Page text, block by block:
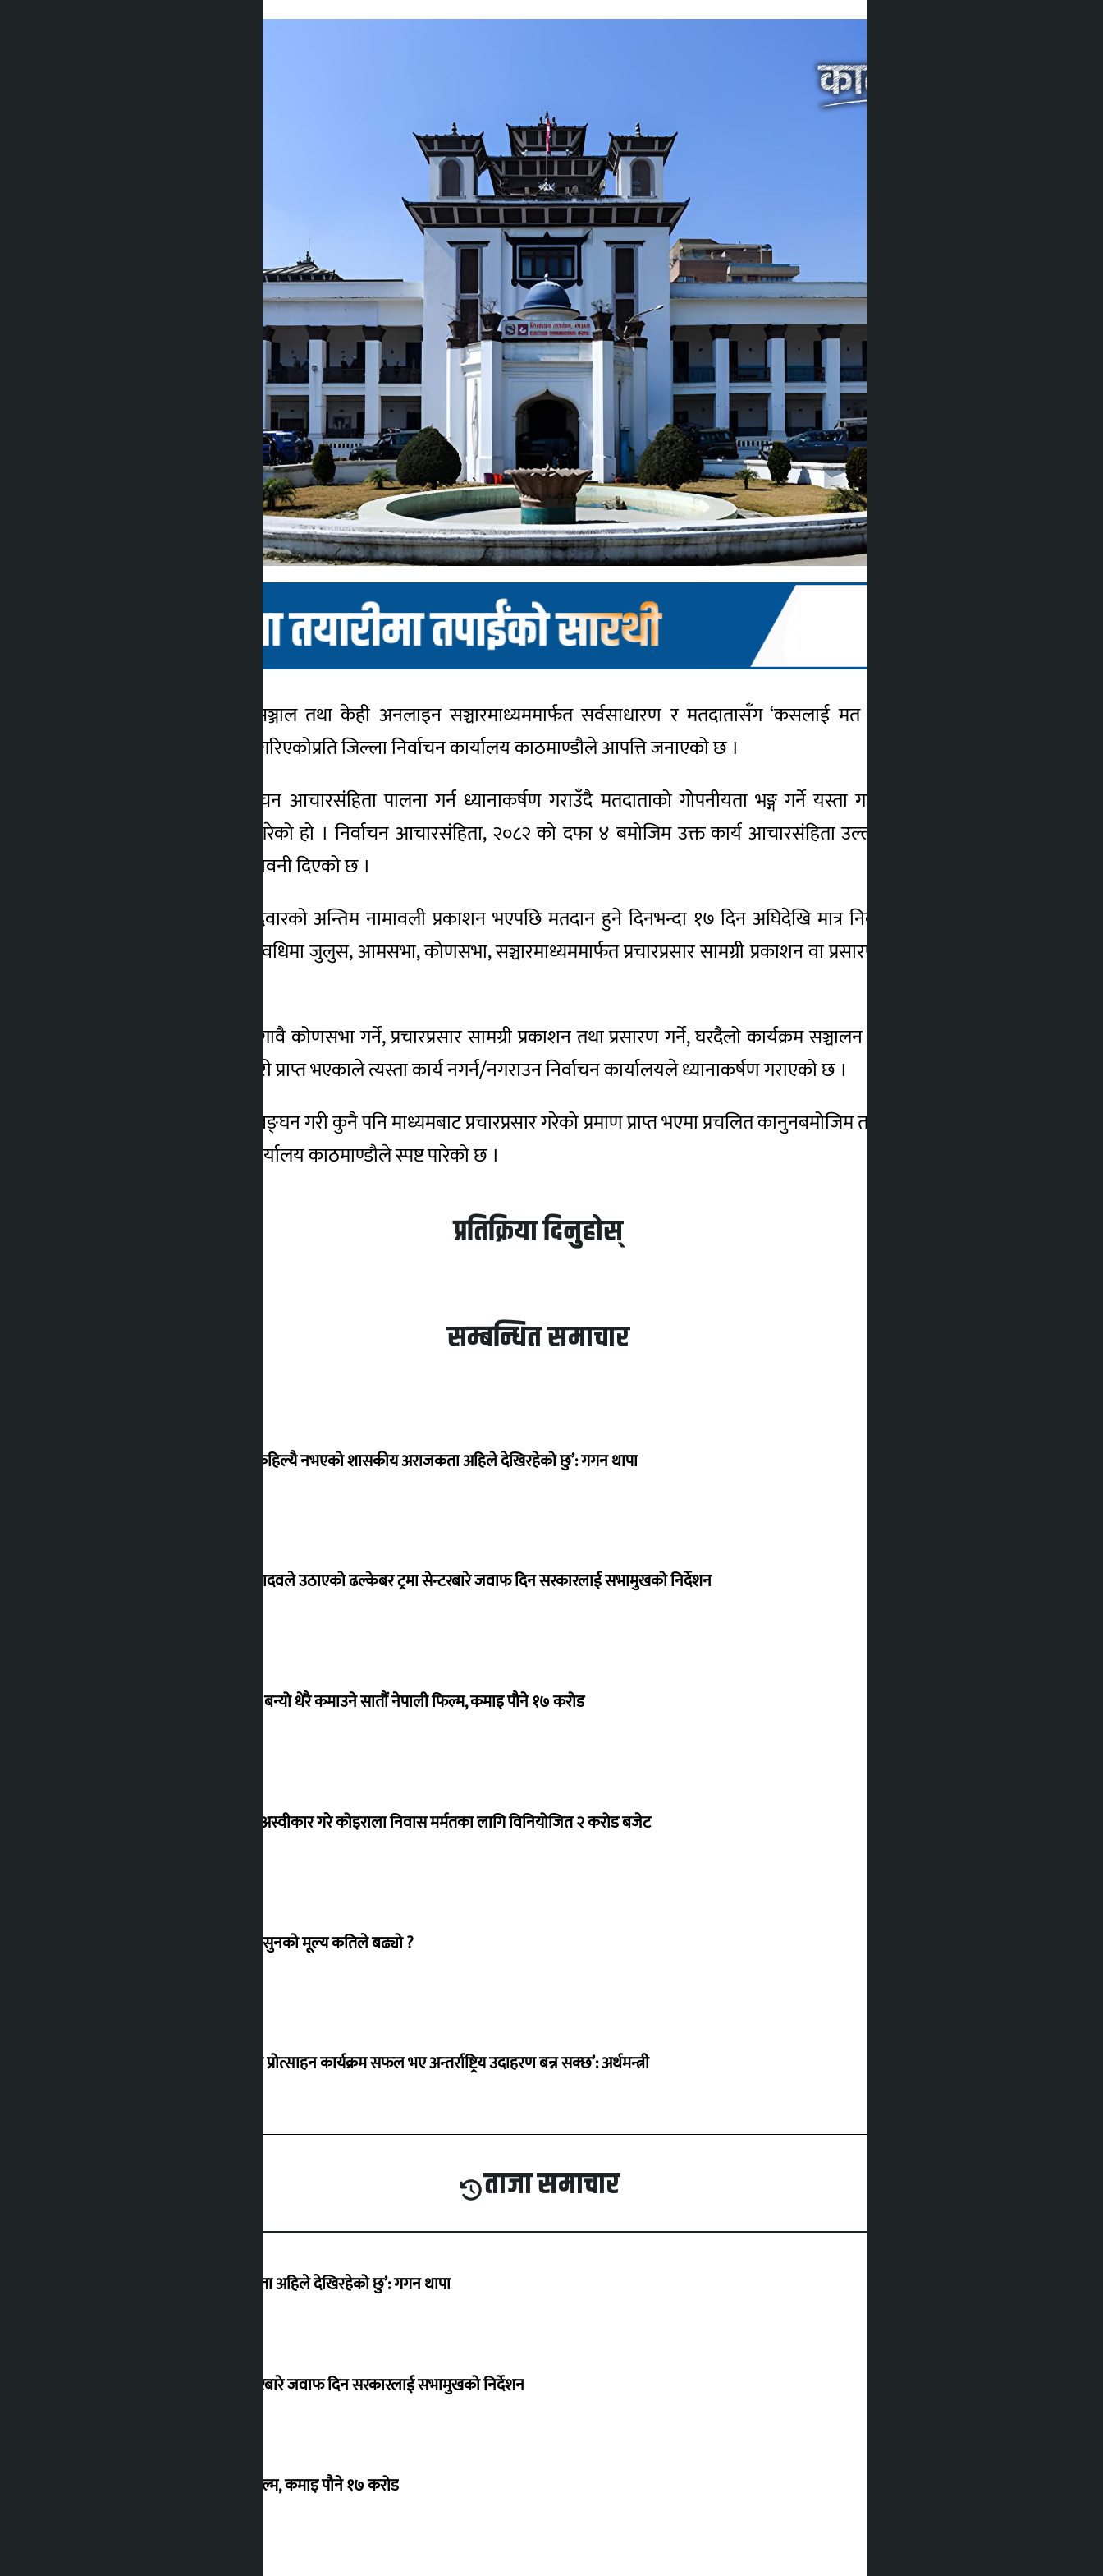
काठमाण्डौ । सामाजिक सञ्जाल तथा केही अनलाइन सञ्चारमाध्यममार्फत सर्वसाधारण र मतदातासँग ‘कसलाई मत दिनुहुन्छ ?’ भन्ने प्रश्न सोधेर
मतदाताको गोपनीयता भङ्ग गरिएकोप्रति जिल्ला निर्वाचन कार्यालय काठमाण्डौले आपत्ति जनाएको छ ।
निर्वाचन कार्यालयले निर्वाचन आचारसंहिता पालना गर्न ध्यानाकर्षण गराउँदै मतदाताको गोपनीयता भङ्ग गर्ने यस्ता गतिविधि नगर्न तथा नगराउन
सम्बन्धित सबैलाई आग्रह गरेको हो । निर्वाचन आचारसंहिता, २०८२ को दफा ४ बमोजिम उक्त कार्य आचारसंहिता उल्लङ्घन भएको जनाउँदै यस्ता
गतिविधि तत्काल रोक्न चेतावनी दिएको छ ।
कार्यालयका अनुसार उम्मेदवारको अन्तिम नामावली प्रकाशन भएपछि मतदान हुने दिनभन्दा १७ दिन अघिदेखि मात्र निर्वाचन प्रचारप्रसार गर्न पाइने
कानुनी व्यवस्था छ । सो अवधिमा जुलुस, आमसभा, कोणसभा, सञ्चारमाध्यममार्फत प्रचारप्रसार सामग्री प्रकाशन वा प्रसारण तथा घरदैलो कार्यक्रम गर्न
तर, निर्धारित समयभन्दा अगावै कोणसभा गर्ने, प्रचारप्रसार सामग्री प्रकाशन तथा प्रसारण गर्ने, घरदैलो कार्यक्रम सञ्चालन गरी मतदातालाई प्रभाव पार्ने
गतिविधि भइरहेको जानकारी प्राप्त भएकाले त्यस्ता कार्य नगर्न/नगराउन निर्वाचन कार्यालयले ध्यानाकर्षण गराएको छ ।
निर्वाचन आचारसंहिता उल्लङ्घन गरी कुनै पनि माध्यमबाट प्रचारप्रसार गरेको प्रमाण प्राप्त भएमा प्रचलित कानुनबमोजिम तत्काल कारबाही प्रक्रिया अघि
बढाइने जिल्ला निर्वाचन कार्यालय काठमाण्डौले स्पष्ट पारेको छ ।
प्रतिक्रिया दिनुहोस्
सम्बन्धित समाचार
‘देशमा कहिल्यै नभएको शासकीय अराजकता अहिले देखिरहेको छु’: गगन थापा
सांसद यादवले उठाएको ढल्केबर ट्रमा सेन्टरबारे जवाफ दिन सरकारलाई सभामुखको निर्देशन
‘गौंथली’ बन्यो धेरै कमाउने सातौं नेपाली फिल्म, कमाइ पौने १७ करोड
शेखरले अस्वीकार गरे कोइराला निवास मर्मतका लागि विनियोजित २ करोड बजेट
शुक्रबार सुनको मूल्य कतिले बढ्यो ?
‘करदाता प्रोत्साहन कार्यक्रम सफल भए अन्तर्राष्ट्रिय उदाहरण बन्न सक्छ’: अर्थमन्त्री
ताजा समाचार
‘देशमा कहिल्यै नभएको शासकीय अराजकता अहिले देखिरहेको छु’: गगन थापा
सांसद यादवले उठाएको ढल्केबर ट्रमा सेन्टरबारे जवाफ दिन सरकारलाई सभामुखको निर्देशन
‘गौंथली’ बन्यो धेरै कमाउने सातौं नेपाली फिल्म, कमाइ पौने १७ करोड